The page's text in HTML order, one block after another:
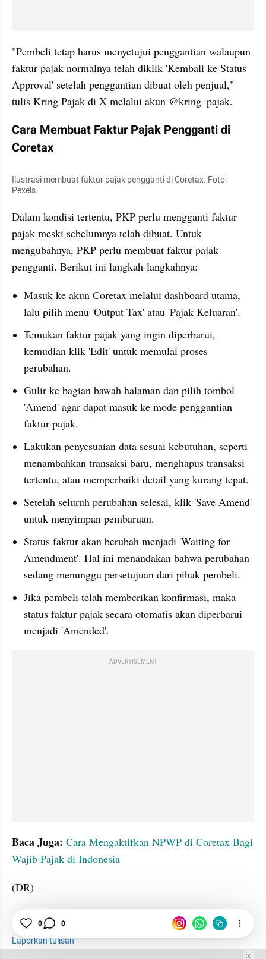
"Pembeli tetap harus menyetujui penggantian walaupun
faktur pajak normalnya telah diklik 'Kembali ke Status
Approval' setelah penggantian dibuat oleh penjual,"
tulis Kring Pajak di X melalui akun @kring_pajak.
Cara Membuat Faktur Pajak Pengganti di
Coretax
Ilustrasi membuat faktur pajak pengganti di Coretax. Foto:
Pexels.
Dalam kondisi tertentu, PKP perlu mengganti faktur
pajak meski sebelumnya telah dibuat. Untuk
mengubahnya, PKP perlu membuat faktur pajak
pengganti. Berikut ini langkah-langkahnya:
Masuk ke akun Coretax melalui dashboard utama,
lalu pilih menu 'Output Tax' atau 'Pajak Keluaran'.
Temukan faktur pajak yang ingin diperbarui,
kemudian klik 'Edit' untuk memulai proses
perubahan.
Gulir ke bagian bawah halaman dan pilih tombol
'Amend' agar dapat masuk ke mode penggantian
faktur pajak.
Lakukan penyesuaian data sesuai kebutuhan, seperti
menambahkan transaksi baru, menghapus transaksi
tertentu, atau memperbaiki detail yang kurang tepat.
Setelah seluruh perubahan selesai, klik 'Save Amend'
untuk menyimpan pembaruan.
Status faktur akan berubah menjadi 'Waiting for
Amendment'. Hal ini menandakan bahwa perubahan
sedang menunggu persetujuan dari pihak pembeli.
Jika pembeli telah memberikan konfirmasi, maka
status faktur pajak secara otomatis akan diperbarui
menjadi 'Amended'.
ADVERTISEMENT
Baca Juga: Cara Mengaktifkan NPWP di Coretax Bagi
Wajib Pajak di Indonesia
(DR)
Coretax Pengusaha
Pajak
Laporkan tulisan
0 0